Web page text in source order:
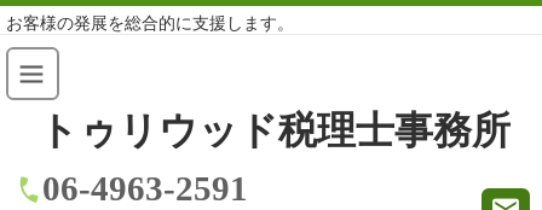
お客様の発展を総合的に支援します。
トゥリウッド税理士事務所
06-4963-2591